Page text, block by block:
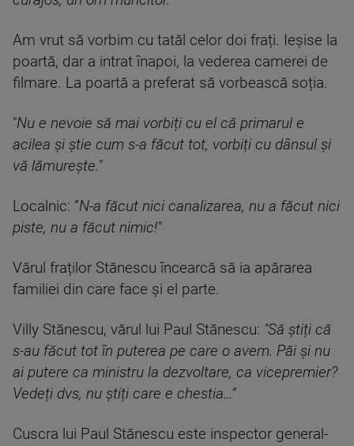
Am vrut să vorbim cu tatăl celor doi frați. Ieșise la
poartă, dar a intrat înapoi, la vederea camerei de
filmare. La poartă a preferat să vorbească soția.
"Nu e nevoie să mai vorbiți cu el că primarul e
acilea și știe cum s-a făcut tot, vorbiți cu dânsul și
vă lămurește."
Localnic: ”N-a făcut nici canalizarea, nu a făcut nici
piste, nu a făcut nimic!"
Vărul fraților Stănescu încearcă să ia apărarea
familiei din care face și el parte.
Villy Stănescu, vărul lui Paul Stănescu: "Să știți că
s-au făcut tot în puterea pe care o avem. Păi și nu
ai putere ca ministru la dezvoltare, ca vicepremier?
Vedeți dvs, nu știți care e chestia…”
Cuscra lui Paul Stănescu este inspector general-